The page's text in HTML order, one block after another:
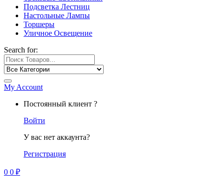
Подсветка Лестниц
Настольные Лампы
Торшеры
Уличное Освещение
Search for:
My Account
Постоянный клиент ?
Войти
У вас нет аккаунта?
Регистрация
0 0 ₽